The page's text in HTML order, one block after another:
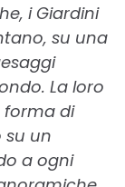
i Giardini
su una
La loro
forma di
su un
a ogni